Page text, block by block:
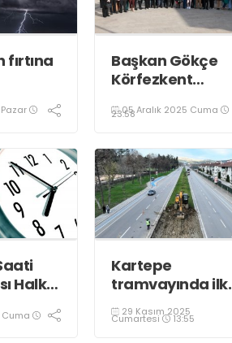
fırtına
Başkan Gökçe
Körfezkent
Oldu
05 Aralık 2025 Cuma
23:58
Halkın
Kartepe
tramvayında ilk
kepçe vuruldu
29 Kasım 2025
Cumartesi 13:55